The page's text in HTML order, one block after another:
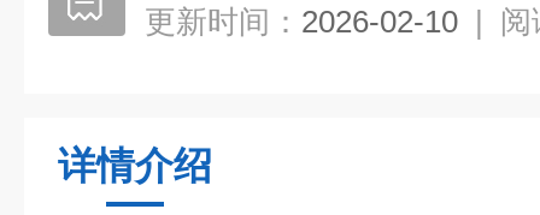
更新时间： 2026-02-10 | 阅
详情介绍